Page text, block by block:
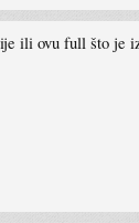
ili ovu full što je